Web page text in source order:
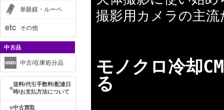
単眼鏡・ルーペ
その他
中古品
中古/在庫処分品
送料/代引手数料/配達日
時/お支払方法について
中古買取
撮影用カメラの主
モノクロ冷却
る